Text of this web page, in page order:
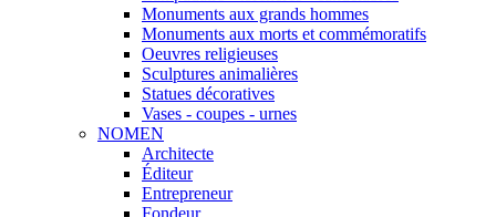
Monuments aux grands hommes
Monuments aux morts et commémoratifs
Oeuvres religieuses
Sculptures animalières
Statues décoratives
Vases - coupes - urnes
NOMEN
Architecte
Éditeur
Entrepreneur